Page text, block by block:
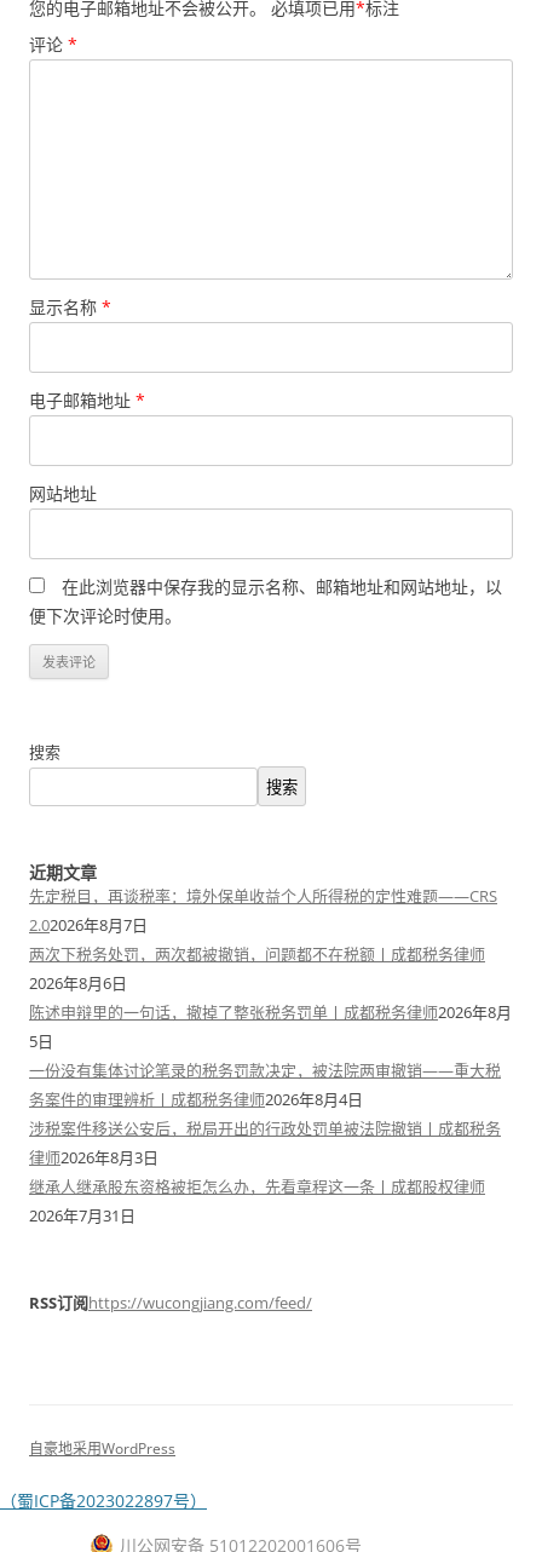
您的电子邮箱地址不会被公开。 必填项已用*标注
评论 *
显示名称 *
电子邮箱地址 *
网站地址
在此浏览器中保存我的显示名称、邮箱地址和网站地址，以
便下次评论时使用。
搜索
搜索
近期文章
先定税目，再谈税率：境外保单收益个人所得税的定性难题——CRS
2.02026年8月7日
两次下税务处罚，两次都被撤销，问题都不在税额丨成都税务律师
2026年8月6日
陈述申辩里的一句话，撤掉了整张税务罚单丨成都税务律师2026年8月
5日
一份没有集体讨论笔录的税务罚款决定，被法院两审撤销——重大税
务案件的审理辨析丨成都税务律师2026年8月4日
涉税案件移送公安后，税局开出的行政处罚单被法院撤销丨成都税务
律师2026年8月3日
继承人继承股东资格被拒怎么办，先看章程这一条丨成都股权律师
2026年7月31日
RSS订阅https://wucongjiang.com/feed/
自豪地采用WordPress
（蜀ICP备2023022897号）
川公网安备 51012202001606号